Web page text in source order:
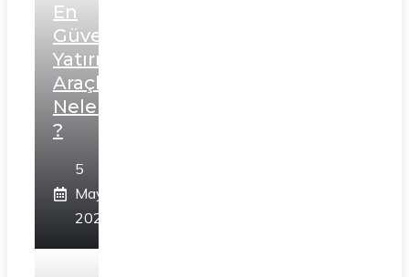
En
Güvenli
Yatırım
Araçları
Nelerdir
?
5
Mayıs
2024